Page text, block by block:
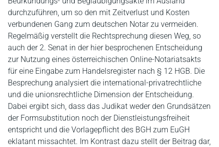
durchzuführen, um so den mit Zeitverlust und Kosten
verbundenen Gang zum deutschen Notar zu vermeiden.
Regelmäßig verstellt die Rechtsprechung diesen Weg, so
auch der 2. Senat in der hier besprochenen Entscheidung
zur Nutzung eines österreichischen Online-Notariatsakts
für eine Eingabe zum Handelsregister nach § 12 HGB. Die
Besprechung analysiert die international-privatrechtliche
und die unionsrechtliche Dimension der Entscheidung.
Dabei ergibt sich, dass das Judikat weder den Grundsätzen
der Formsubstitution noch der Dienstleistungsfreiheit
entspricht und die Vorlagepflicht des BGH zum EuGH
eklatant missachtet. Im Kontrast dazu stellt der Beitrag dar,